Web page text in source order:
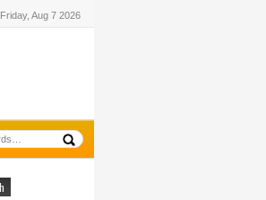
Friday, Aug 7 2026